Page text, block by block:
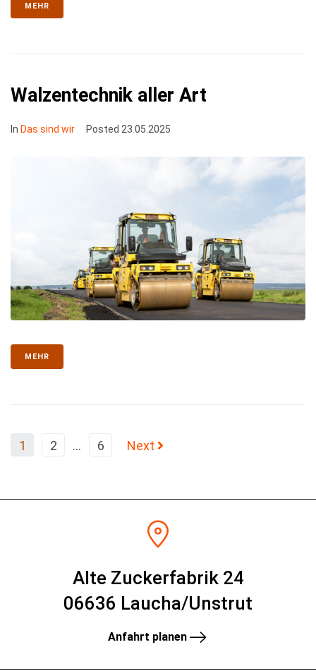
MEHR
⁠Walzentechnik aller Art
In Das sind wir Posted 23.05.2025
MEHR
1 2 … 6 Next
Alte Zuckerfabrik 24
06636 Laucha/Unstrut
Anfahrt planen